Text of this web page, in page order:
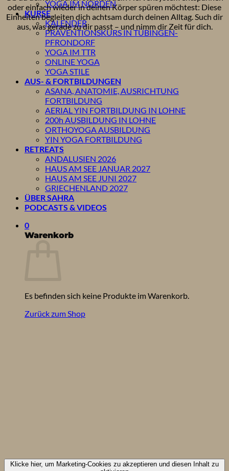
YOGA IM NORDEN
KURSE
KALENDER
PRÄVENTIONSKURS IN TÜBINGEN-
PFRONDORF
YOGA IM TTR
ONLINE YOGA
YOGA STILE
AUS- & FORTBILDUNGEN
ASANA, ANATOMIE, AUSRICHTUNG
FORTBILDUNG
AERIAL YIN FORTBILDUNG IN LOHNE
200h AUSBILDUNG IN LOHNE
ORTHOYOGA AUSBILDUNG
YIN YOGA FORTBILDUNG
RETREATS
ANDALUSIEN 2026
HAUS AM SEE JANUAR 2027
HAUS AM SEE JUNI 2027
GRIECHENLAND 2027
ÜBER SAHRA
PODCASTS & VIDEOS
0
Warenkorb
Es befinden sich keine Produkte im Warenkorb.
Zurück zum Shop
oder einfach wieder in deinen Körper spüren möchtest: Diese
Einheiten begleiten dich achtsam durch deinen Alltag. Such dir
aus, was gerade zu dir passt – und nimm dir Zeit für dich.
Klicke hier, um Marketing-Cookies zu akzeptieren und diesen Inhalt zu